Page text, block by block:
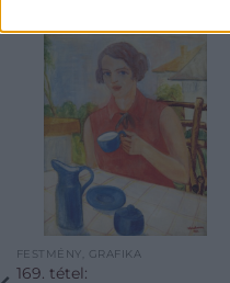
FESTMÉNY, GRAFIKA
169. tétel: